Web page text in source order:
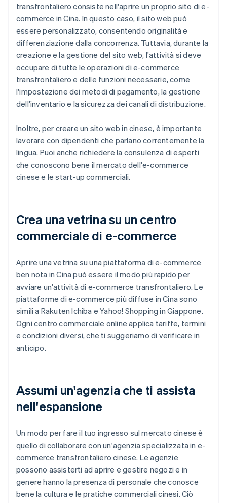
transfrontaliero consiste nell'aprire un proprio sito di e-
commerce in Cina. In questo caso, il sito web può
essere personalizzato, consentendo originalità e
differenziazione dalla concorrenza. Tuttavia, durante la
creazione e la gestione del sito web, l'attività si deve
occupare di tutte le operazioni di e-commerce
transfrontaliero e delle funzioni necessarie, come
l'impostazione dei metodi di pagamento, la gestione
dell'inventario e la sicurezza dei canali di distribuzione.
Inoltre, per creare un sito web in cinese, è importante
lavorare con dipendenti che parlano correntemente la
lingua. Puoi anche richiedere la consulenza di esperti
che conoscono bene il mercato dell'e-commerce
cinese e le start-up commerciali.
Crea una vetrina su un centro
commerciale di e-commerce
Aprire una vetrina su una piattaforma di e-commerce
ben nota in Cina può essere il modo più rapido per
avviare un'attività di e-commerce transfrontaliero. Le
piattaforme di e-commerce più diffuse in Cina sono
simili a Rakuten Ichiba e Yahoo! Shopping in Giappone.
Ogni centro commerciale online applica tariffe, termini
e condizioni diversi, che ti suggeriamo di verificare in
anticipo.
Assumi un'agenzia che ti assista
nell'espansione
Un modo per fare il tuo ingresso sul mercato cinese è
quello di collaborare con un'agenzia specializzata in e-
commerce transfrontaliero cinese. Le agenzie
possono assisterti ad aprire e gestire negozi e in
genere hanno la presenza di personale che conosce
bene la cultura e le pratiche commerciali cinesi. Ciò